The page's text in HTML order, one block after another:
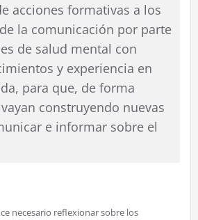
acciones formativas a los
la comunicación por parte
de salud mental con
y experiencia en
para que, de forma
construyendo nuevas
e informar sobre el
necesario reflexionar sobre los